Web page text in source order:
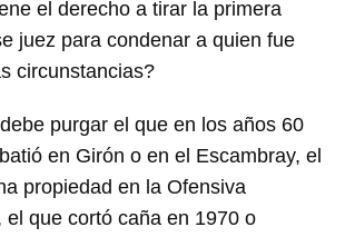
el derecho a tirar la primera
juez para condenar a quien fue
circunstancias?
purgar el que en los años 60
en Girón o en el Escambray, el
propiedad en la Ofensiva
el que cortó caña en 1970 o